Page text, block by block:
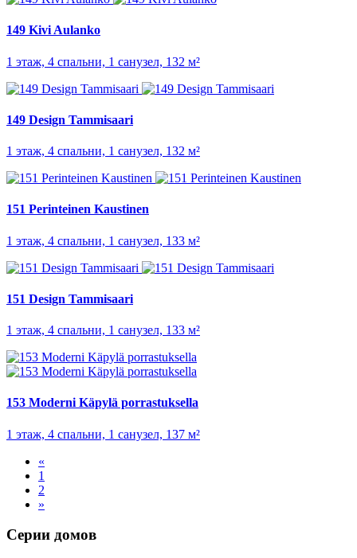
149 Kivi Aulanko
1 этаж, 4 спальни, 1 санузел, 132 м²
149 Design Tammisaari
1 этаж, 4 спальни, 1 санузел, 132 м²
151 Perinteinen Kaustinen
1 этаж, 4 спальни, 1 санузел, 133 м²
151 Design Tammisaari
1 этаж, 4 спальни, 1 санузел, 133 м²
153 Moderni Käpylä porrastuksella
1 этаж, 4 спальни, 1 санузел, 137 м²
«
1
2
»
Серии домов